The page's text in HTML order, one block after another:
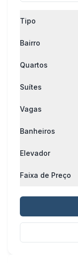
Tipo
Bairro
Quartos
Suítes
Vagas
Banheiros
Elevador
Faixa de Preço